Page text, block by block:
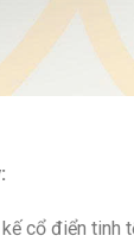
cổ điển tinh